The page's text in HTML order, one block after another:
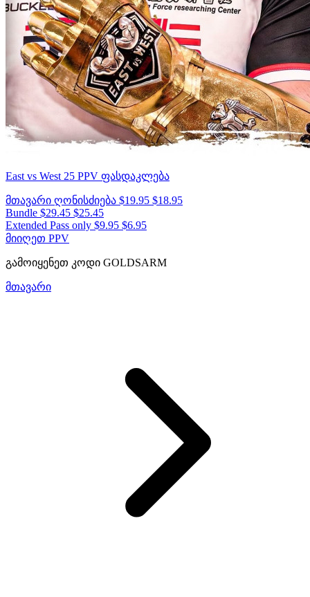
East vs West 25 PPV ფასდაკლება
მთავარი ღონისძიება $19.95 $18.95
Bundle $29.45 $25.45
Extended Pass only $9.95 $6.95
მიიღეთ PPV
გამოიყენეთ კოდი GOLDSARM
მთავარი